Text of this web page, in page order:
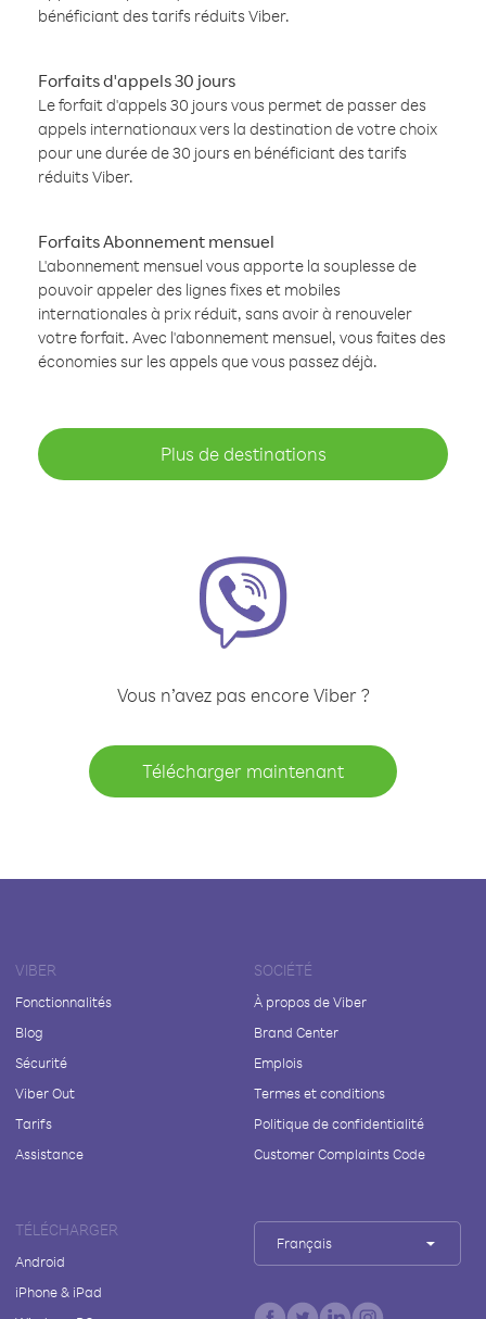
bénéficiant des tarifs réduits Viber.
Forfaits d'appels 30 jours
Le forfait d'appels 30 jours vous permet de passer des
appels internationaux vers la destination de votre choix
pour une durée de 30 jours en bénéficiant des tarifs
réduits Viber.
Forfaits Abonnement mensuel
L'abonnement mensuel vous apporte la souplesse de
pouvoir appeler des lignes fixes et mobiles
internationales à prix réduit, sans avoir à renouveler
votre forfait. Avec l'abonnement mensuel, vous faites des
économies sur les appels que vous passez déjà.
Plus de destinations
Vous n’avez pas encore Viber ?
Télécharger maintenant
VIBER
Fonctionnalités
Blog
Sécurité
Viber Out
Tarifs
Assistance
SOCIÉTÉ
À propos de Viber
Brand Center
Emplois
Termes et conditions
Politique de confidentialité
Customer Complaints Code
TÉLÉCHARGER
Android
iPhone & iPad
Français